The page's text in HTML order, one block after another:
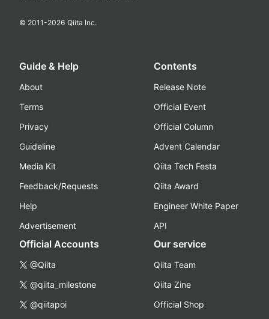
© 2011-2026 Qiita Inc.
Guide & Help
About
Terms
Privacy
Guideline
Media Kit
Feedback/Requests
Help
Advertisement
Contents
Release Note
Official Event
Official Column
Advent Calendar
Qiita Tech Festa
Qiita Award
Engineer White Paper
API
Official Accounts
@Qiita
@qiita_milestone
@qiitapoi
Our service
Qiita Team
Qiita Zine
Official Shop